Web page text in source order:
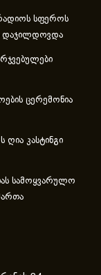
სფეროს
დაჯილდოვდა
ცერემონია
ღია კასტინგი
სამოყვარულო